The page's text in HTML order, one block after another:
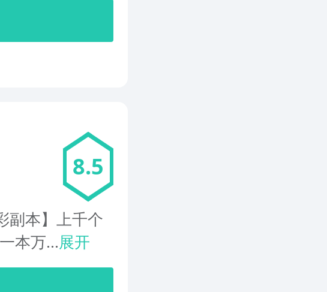
8.5
】上千个
本万...展开